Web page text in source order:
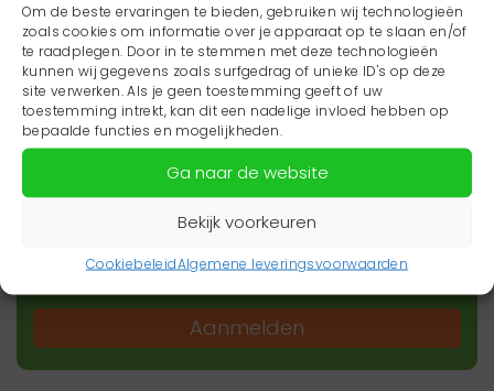
Om de beste ervaringen te bieden, gebruiken wij technologieën
zoals cookies om informatie over je apparaat op te slaan en/of
te raadplegen. Door in te stemmen met deze technologieën
kunnen wij gegevens zoals surfgedrag of unieke ID's op deze
site verwerken. Als je geen toestemming geeft of uw
toestemming intrekt, kan dit een nadelige invloed hebben op
bepaalde functies en mogelijkheden.
Ga naar de website
Bekijk voorkeuren
CookiebeleidAlgemene leveringsvoorwaarden
Wil je niets missen?
Wil je op de hoogte blijven van het laatste
zorgnieuws in jouw regio? Schrijf je dan in voor
onze nieuwsbrief.
Aanmelden